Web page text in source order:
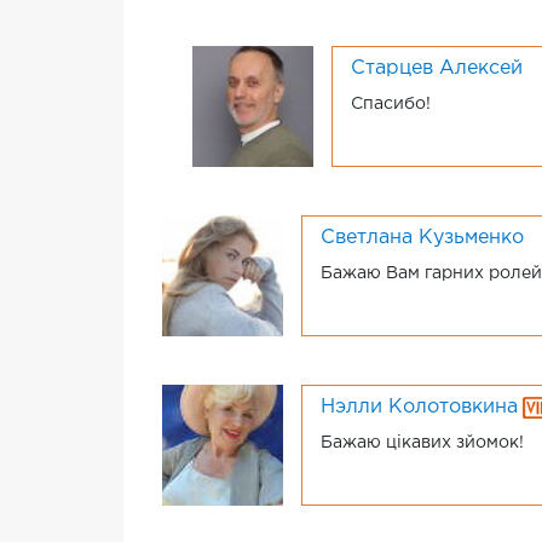
Старцев Алексей
Спасибо!
Светлана Кузьменко
Бажаю Вам гарних
Нэлли Колотовкина
Бажаю цікавих зйомок!